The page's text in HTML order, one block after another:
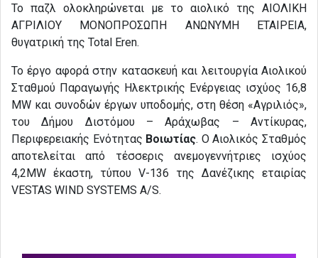
Το παζλ ολοκληρώνεται με το αιολικό της ΑΙΟΛΙΚΗ
ΑΓΡΙΛΙΟΥ ΜΟΝΟΠΡΟΣΩΠΗ ΑΝΩΝΥΜΗ ΕΤΑΙΡΕΙΑ,
θυγατρική της Total Eren.
Το έργο αφορά στην κατασκευή και λειτουργία Αιολικού
Σταθμού Παραγωγής Ηλεκτρικής Ενέργειας ισχύος 16,8
MW και συνοδών έργων υποδομής, στη θέση «Αγριλιός»,
του Δήμου Διστόμου – Αράχωβας – Αντίκυρας,
Περιφερειακής Ενότητας Βοιωτίας. Ο Αιολικός Σταθμός
αποτελείται από τέσσερις ανεμογεννήτριες ισχύος
4,2MW έκαστη, τύπου V-136 της Δανέζικης εταιρίας
VESTAS WIND SYSTEMS A/S.